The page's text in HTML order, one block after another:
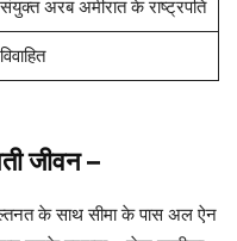
संयुक्त अरब अमीरात के राष्ट्रपति
विवाहित
जीवन –
के साथ सीमा के पास अल ऐन